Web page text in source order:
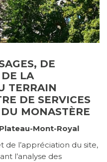
DE
LA
TERRAIN
DE SERVICES
MONASTÈRE
Mont-Royal
l’appréciation du site,
l’analyse des